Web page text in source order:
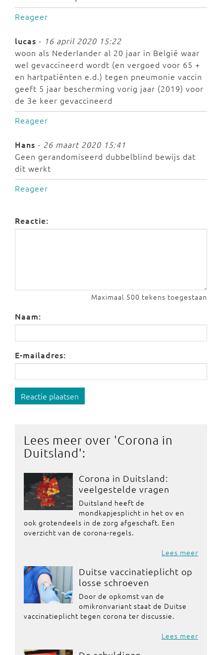
Reageer
lucas - 16 april 2020 15:22
woon als Nederlander al 20 jaar in België waar
wel gevaccineerd wordt (en vergoed voor 65 +
en hartpatiënten e.d.) tegen pneumonie vaccin
geeft 5 jaar bescherming vorig jaar (2019) voor
de 3e keer gevaccineerd
Reageer
Hans - 26 maart 2020 15:41
Geen gerandomiseerd dubbelblind bewijs dat
dit werkt
Reageer
Reactie:
Maximaal 500 tekens toegestaan
Naam:
E-mailadres:
Reactie plaatsen
Lees meer over 'Corona in
Duitsland':
Corona in Duitsland:
veelgestelde vragen
Duitsland heeft de
mondkapjesplicht in het ov en
ook grotendeels in de zorg afgeschaft. Een
overzicht van de corona-regels.
Lees meer
Duitse vaccinatieplicht op
losse schroeven
Door de opkomst van de
omikronvariant staat de Duitse
vaccinatieplicht tegen corona ter discussie.
Lees meer